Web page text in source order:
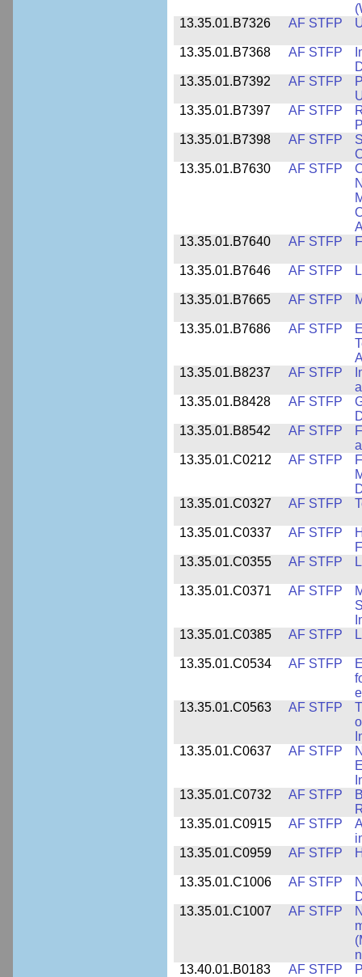
13.35.01.B7326
AF STFP
13.35.01.B7368 AF STFP
13.35.01.B7392
AF STFP
13.35.01.B7397
AF STFP
13.35.01.B7398
AF STFP
13.35.01.B7630
AF STFP
13.35.01.B7640
AF STFP
13.35.01.B7646 AF STFP
13.35.01.B7665 AF STFP
13.35.01.B7686 AF STFP
13.35.01.B8237
AF STFP
13.35.01.B8428
AF STFP
13.35.01.B8542
AF STFP
13.35.01.C0212
AF STFP
13.35.01.C0327
AF STFP
13.35.01.C0337 AF STFP
13.35.01.C0355
AF STFP
13.35.01.C0371 AF STFP
13.35.01.C0385
AF STFP
13.35.01.C0534 AF STFP
13.35.01.C0563
AF STFP
13.35.01.C0637
AF STFP
13.35.01.C0732
AF STFP
13.35.01.C0915
AF STFP
13.35.01.C0959
AF STFP
13.35.01.C1006 AF STFP
13.35.01.C1007
AF STFP
13.40.01.B0183
AF STFP